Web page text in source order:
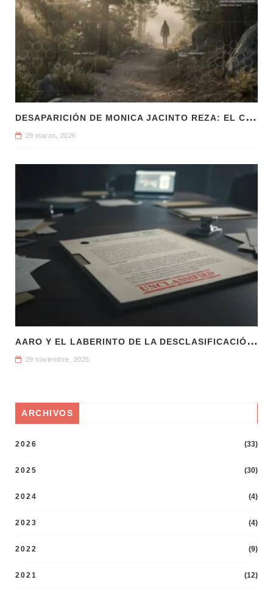
D
ESAPARICIÓN DE MONICA JACINTO REZA: EL CASO SIGUE SIN RESPUESTAS
29 marzo, 2026
A
ARO Y EL LABERINTO DE LA DESCLASIFICACIÓN: CÓMO DECIDE EL PENTÁGONO QUÉ SABEMOS SOBRE LOS UAP
29 noviembre, 2025
ARCHIVOS
2026 (33)
2025 (30)
2024 (4)
2023 (4)
2022 (9)
2021 (12)